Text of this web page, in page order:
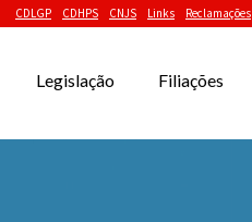
CDLGP CDHPS CNJS Links Reclamações
Legislação Filiações